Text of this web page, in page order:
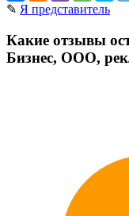
✎ Я представитель
Какие отзывы
Бизнес, ООО,